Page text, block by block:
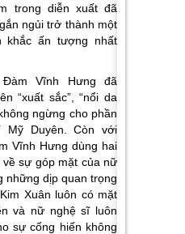
trong diễn xuất đã
ngủi trở thành một
khắc ấn tượng nhất
Vĩnh Hưng đã
“xuất sắc”, “nổi da
ngừng cho phần
Mỹ Duyên. Còn với
Vĩnh Hưng dùng hai
về sự góp mặt của nữ
những dịp quan trọng
Xuân luôn có mặt
và nữ nghệ sĩ luôn
sự cống hiến không